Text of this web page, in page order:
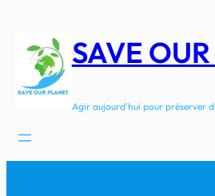
contenu
SAVE
Agir aujourd'hui pour préserver